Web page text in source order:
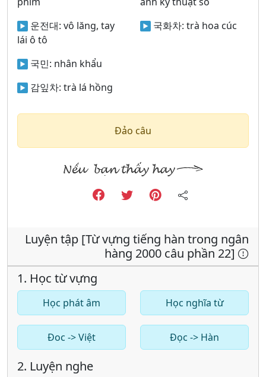
운전대: vô lăng, tay
lái ô tô
국민: nhân khẩu
감잎차: trà lá hồng
국화차: trà hoa cúc
Đảo câu
Luyện tập [Từ vựng tiếng hàn trong ngân
hàng 2000 câu phần 22]
1. Học từ vựng
Học phát âm Học nghĩa từ
Đoc -> Việt Đọc -> Hàn
2. Luyện nghe